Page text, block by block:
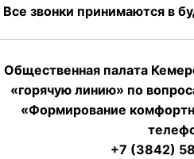
Все звонки принимаются в
Общественная палата
«горячую линию» по
«Формирование
+7 (3842)